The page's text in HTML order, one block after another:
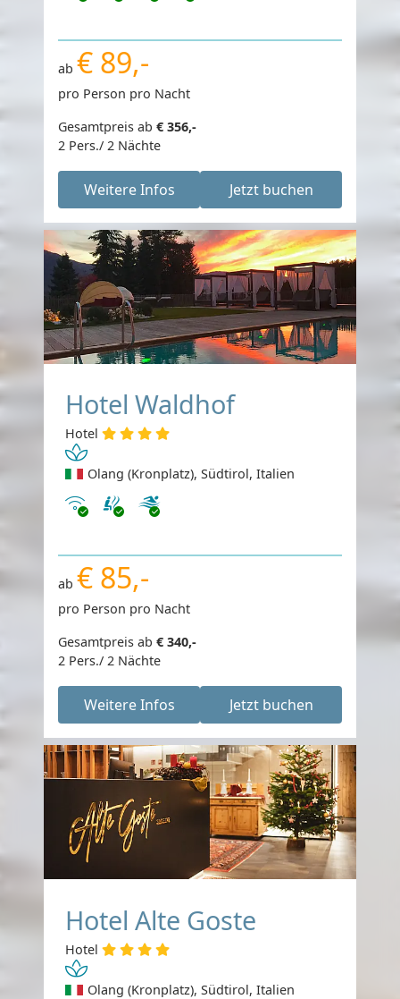
ab € 89,-
pro Person pro Nacht
Gesamtpreis ab € 356,-
2 Pers./ 2 Nächte
Weitere Infos Jetzt buchen
Hotel Waldhof
Hotel
Olang (Kronplatz), Südtirol, Italien
Internet
ab € 85,-
pro Person pro Nacht
Gesamtpreis ab € 340,-
2 Pers./ 2 Nächte
Weitere Infos Jetzt buchen
Hotel Alte Goste
Hotel
Olang (Kronplatz), Südtirol, Italien